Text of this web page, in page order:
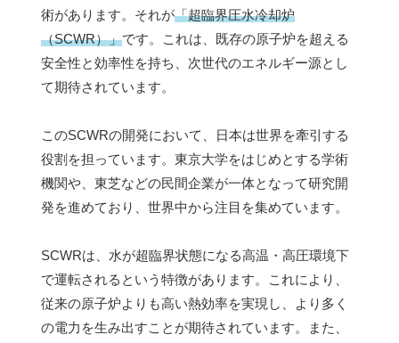
術があります。それが「超臨界圧水冷却炉
（SCWR）」です。これは、既存の原子炉を超える
安全性と効率性を持ち、次世代のエネルギー源とし
て期待されています。
このSCWRの開発において、日本は世界を牽引する
役割を担っています。東京大学をはじめとする学術
機関や、東芝などの民間企業が一体となって研究開
発を進めており、世界中から注目を集めています。
SCWRは、水が超臨界状態になる高温・高圧環境下
で運転されるという特徴があります。これにより、
従来の原子炉よりも高い熱効率を実現し、より多く
の電力を生み出すことが期待されています。また、